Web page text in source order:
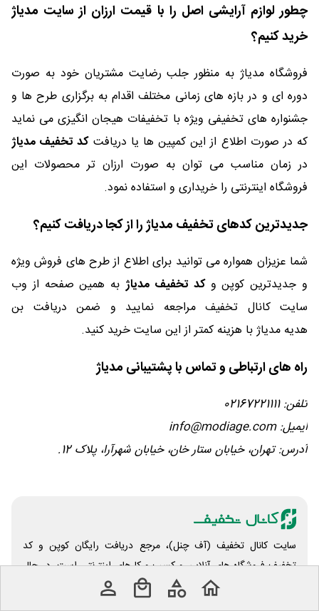
چطور لوازم آرایشی اصل را با قیمت ارزان از سایت مدیاژ
خرید کنیم؟
فروشگاه مدیاژ به منظور جلب رضایت مشتریان خود به صورت
دوره ای و در بازه های زمانی مختلف اقدام به برگزاری طرح ها و
جشنواره های تخفیفی ویژه با تخفیفات هیجان انگیزی می نماید
که در صورت اطلاع از این کمپین ها یا دریافتکد تخفیف مدیاژ
در زمان مناسب می توان به صورت ارزان تر محصولات این
فروشگاه اینترنتی را خریداری و استفاده نمود.
جدیدترین کدهای تخفیف مدیاژ را از کجا دریافت کنیم؟
شما عزیزان همواره می توانید برای اطلاع از طرح های فروش ویژه
و جدیدترین کوپن وکد تخفیف مدیاژبه همین صفحه از وب
سایت کانال تخفیف مراجعه نمایید و ضمن دریافت بن
هدیه مدیاژ با هزینه کمتر از این سایت خرید کنید.
راه‌ های ارتباطی و تماس با پشتیبانی مدیاژ
تلفن: 02167221111
ایمیل: info@modiage.com
آدرس: تهران، خیابان ستار خان، خیابان شهرآرا، پلاک 12.
سایت کانال تخفیف (آف چنل)، مرجع دریافت رایگان کوپن و کد
تخفیف فروشگاه های آنلاین و کسب و‌ کارهای اینترنتی است. در حال
حاضر با همراهی استارت آپ ها انواع کد تخفیف، مسابقه، کمپین و
جشنواره های صدها برند معتبر، اپلیکیشن و مراکز خدمات آنلاین را به